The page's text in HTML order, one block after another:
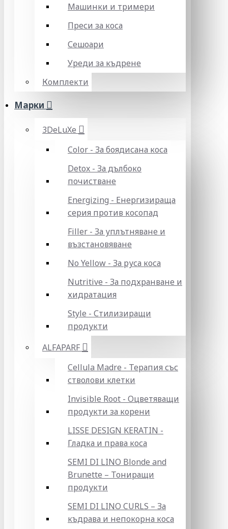
Машинки и тримери
Преси за коса
Сешоари
Уреди за къдрене
Комплекти
Марки
3DeLuXe
Color - За боядисана коса
Detox - За дълбоко
почистване
Energizing - Енергизираща
серия против косопад
Filler - За уплътняване и
възстановяване
No Yellow - За руса коса
Nutritive - За подхранване и
хидратация
Style - Стилизиращи
продукти
ALFAPARF
Cellula Madre - Терапия със
стволови клетки
Invisible Root - Оцветяващи
продукти за корени
LISSE DESIGN KERATIN -
Гладка и права коса
SEMI DI LINO Blonde and
Brunette – Тониращи
продукти
SEMI DI LINO CURLS – За
къдрава и непокорна коса